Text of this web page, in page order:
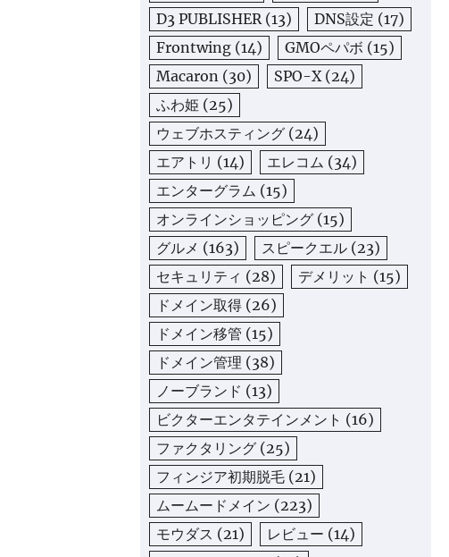
D3 PUBLISHER(13) DNS設定 (17)
Frontwing (14) GMOペパボ (15)
Macaron (30) SPO-X(24)
ふわ姫 (25)
ウェブホスティング (24)
エアトリ (14) エレコム (34)
エンターグラム (15)
オンラインショッピング (15)
グルメ (163) スピークエル (23)
セキュリティ (28) デメリット (15)
ドメイン取得 (26)
ドメイン移管 (15)
ドメイン管理 (38)
ノーブランド (13)
ビクターエンタテインメント (16)
ファクタリング (25)
フィンジア初期脱毛 (21)
ムームードメイン (223)
モウダス (21) レビュー (14)